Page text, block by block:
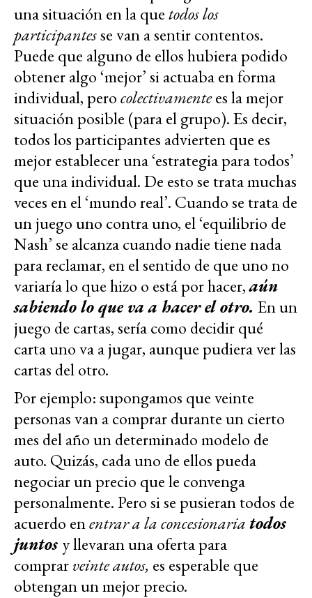
una situación en la quetodos los
participantesse van a sentir contentos.
Puede que alguno de ellos hubiera podido
obtener algo ‘mejor’ si actuaba en forma
individual, perocolectivamentees la mejor
situación posible (para el grupo). Es decir,
todos los participantes advierten que es
mejor establecer una ‘estrategia para todos’
que una individual. De esto se trata muchas
veces en el ‘mundo real’. Cuando se trata de
un juego uno contra uno, el ‘equilibrio de
Nash’ se alcanza cuando nadie tiene nada
para reclamar, en el sentido de que uno no
variaría lo que hizo o está por hacer,aún
sabiendo lo que va a hacer el otro. En un
juego de cartas, sería como decidir qué
carta uno va a jugar, aunque pudiera ver las
cartas del otro.
Por ejemplo: supongamos que veinte
personas van a comprar durante un cierto
mes del año un determinado modelo de
auto. Quizás, cada uno de ellos pueda
negociar un precio que le convenga
personalmente. Pero si se pusieran todos de
acuerdo enentrar a la concesionariatodos
juntos y llevaran una oferta para
comprarveinte autos, es esperable que
obtengan un mejor precio.